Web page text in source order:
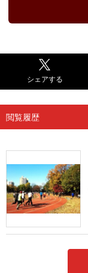
シェアする
閲覧履歴